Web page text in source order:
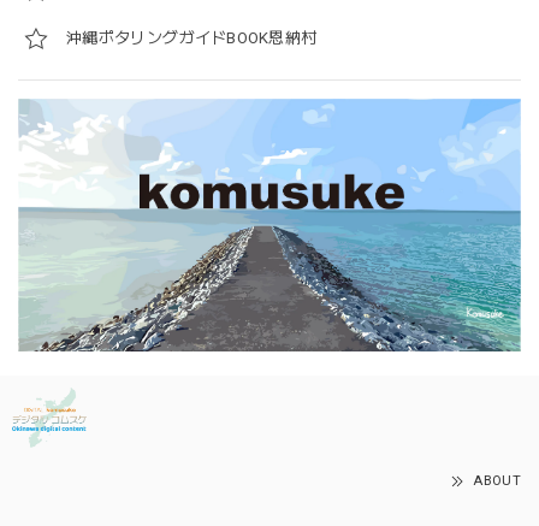
沖縄ポタリングガイドBOOK恩納村
ABOUT